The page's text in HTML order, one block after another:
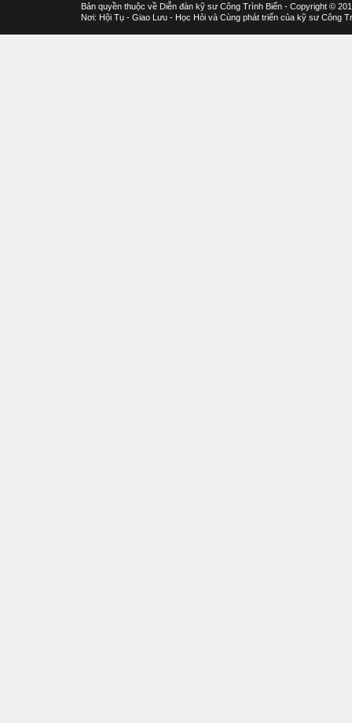
Bản quyền thuộc về Diễn đàn kỹ sư Công Trình Biển - Copyright ©
Nơi: Hội Tụ - Giao Lưu - Học Hỏi và Cùng phát triển của kỹ sư Công